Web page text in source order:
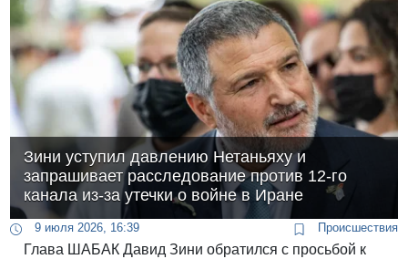
признании ШАБАКом ошибок своего руководителя.
Зини уступил давлению Нетаньяху и
запрашивает расследование против 12-го
канала из-за утечки о войне в Иране
9 июля 2026, 16:39 Происшествия
Глава ШАБАК Давид Зини обратился с просьбой к